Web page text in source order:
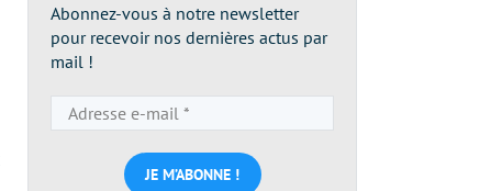
Abonnez-vous à notre newsletter
pour recevoir nos dernières actus par
mail !
e-
mail
*